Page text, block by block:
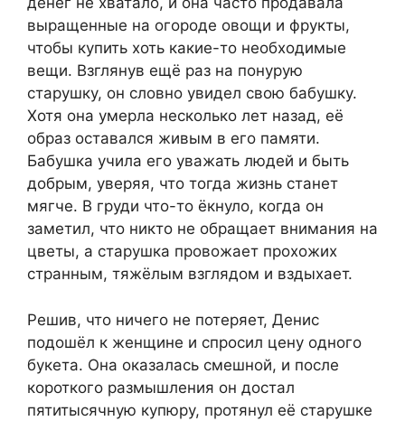
выращенные на огороде овощи и фрукты,
чтобы купить хоть какие-то необходимые
вещи. Взглянув ещё раз на понурую
старушку, он словно увидел свою бабушку.
Хотя она умерла несколько лет назад, её
образ оставался живым в его памяти.
Бабушка учила его уважать людей и быть
добрым, уверяя, что тогда жизнь станет
мягче. В груди что-то ёкнуло, когда он
заметил, что никто не обращает внимания на
цветы, а старушка провожает прохожих
странным, тяжёлым взглядом и вздыхает.
Решив, что ничего не потеряет, Денис
подошёл к женщине и спросил цену одного
букета. Она оказалась смешной, и после
короткого размышления он достал
пятитысячную купюру, протянул её старушке